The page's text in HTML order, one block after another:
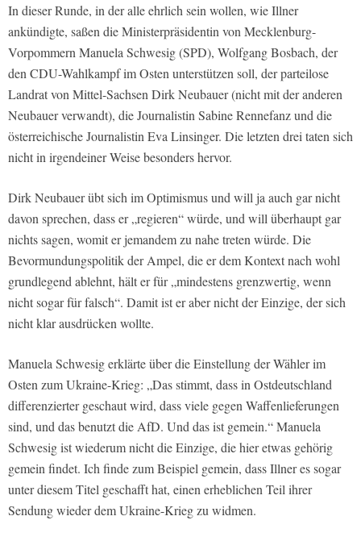
In dieser Runde, in der alle ehrlich sein wollen, wie Illner
ankündigte, saßen die Ministerpräsidentin von Mecklenburg-
Vorpommern Manuela Schwesig (SPD), Wolfgang Bosbach, der
den CDU-Wahlkampf im Osten unterstützen soll, der parteilose
Landrat von Mittel-Sachsen Dirk Neubauer (nicht mit der anderen
Neubauer verwandt), die Journalistin Sabine Rennefanz und die
österreichische Journalistin Eva Linsinger. Die letzten drei taten sich
nicht in irgendeiner Weise besonders hervor.
Dirk Neubauer übt sich im Optimismus und will ja auch gar nicht
davon sprechen, dass er „regieren“ würde, und will überhaupt gar
nichts sagen, womit er jemandem zu nahe treten würde. Die
Bevormundungspolitik der Ampel, die er dem Kontext nach wohl
grundlegend ablehnt, hält er für „mindestens grenzwertig, wenn
nicht sogar für falsch“. Damit ist er aber nicht der Einzige, der sich
nicht klar ausdrücken wollte.
Manuela Schwesig erklärte über die Einstellung der Wähler im
Osten zum Ukraine-Krieg: „Das stimmt, dass in Ostdeutschland
differenzierter geschaut wird, dass viele gegen Waffenlieferungen
sind, und das benutzt die AfD. Und das ist gemein.“ Manuela
Schwesig ist wiederum nicht die Einzige, die hier etwas gehörig
gemein findet. Ich finde zum Beispiel gemein, dass Illner es sogar
unter diesem Titel geschafft hat, einen erheblichen Teil ihrer
Sendung wieder dem Ukraine-Krieg zu widmen.